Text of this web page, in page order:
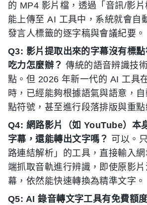
的 MP4 影片檔，透過「音訊/影
能上傳至 AI 工具中，系統就會自
發言人標籤的逐字稿與會議紀要。
Q3: 影片提取出來的字幕沒有標
吃力怎麼辦？ 傳統的語音辨識技
點。但 2026 年新一代的 AI 工具
時，已經能夠根據語氣與語意，
點符號，甚至進行段落排版與重點
Q4: 網路影片（如 YouTube）本
字幕，還能轉出文字嗎？ 可以。
路連結解析」的工具，直接輸入
端抓取音軌進行辨識，即使原影
幕，依然能快速轉換為精準文字。
Q5: AI 錄音轉文字工具有免費額